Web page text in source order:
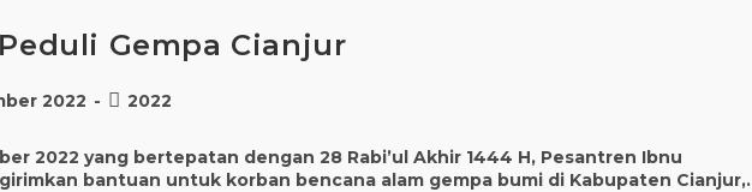
Gempa Cianjur
2022 2022
2022 yang bertepatan dengan 28 Rabi’ul Akhir 1444 H, Pesantren Ibnu
bantuan untuk korban bencana alam gempa bumi di Kabupaten